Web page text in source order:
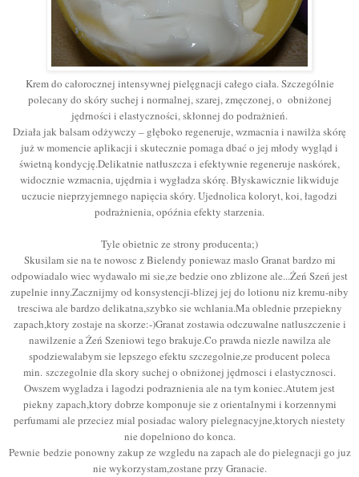
Krem do całorocznej intensywnej pielęgnacji całego ciała. Szczególnie
polecany do skóry suchej i normalnej, szarej, zmęczonej, o obniżonej
jędrności i elastyczności, skłonnej do podrażnień.
Działa jak balsam odżywczy – głęboko regeneruje, wzmacnia i nawilża skórę
już w momencie aplikacji i skutecznie pomaga dbać o jej młody wygląd i
świetną kondycję.Delikatnie natłuszcza i efektywnie regeneruje naskórek,
widocznie wzmacnia, ujędrnia i wygładza skórę. Błyskawicznie likwiduje
uczucie nieprzyjemnego napięcia skóry. Ujednolica koloryt, koi, łagodzi
podrażnienia, opóźnia efekty starzenia.
Tyle obietnic ze strony producenta;)
Skusilam sie na te nowosc z Bielendy poniewaz maslo Granat bardzo mi
odpowiadalo wiec wydawalo mi sie,ze bedzie ono zblizone ale...Żeń Szeń jest
zupelnie inny.Zacznijmy od konsystencji-blizej jej do lotionu niz kremu-niby
tresciwa ale bardzo delikatna,szybko sie wchlania.Ma oblednie przepiekny
zapach,ktory zostaje na skorze:-)Granat zostawia odczuwalne natluszczenie i
nawilzenie a Żeń Szeniowi tego brakuje.Co prawda niezle nawilza ale
spodziewalabym sie lepszego efektu szczegolnie,ze producent poleca
min. szczegolnie dla skory suchej o obniżonej jędrnosci i elastycznosci.
Owszem wygladza i lagodzi podraznienia ale na tym koniec.Atutem jest
piekny zapach,ktory dobrze komponuje sie z orientalnymi i korzennymi
perfumami ale przeciez mial posiadac walory pielegnacyjne,ktorych niestety
nie dopelniono do konca.
Pewnie bedzie ponowny zakup ze wzgledu na zapach ale do pielegnacji go juz
nie wykorzystam,zostane przy Granacie.